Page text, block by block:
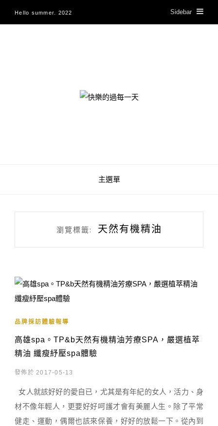
Hello summer. 2022 Sidebar
快樂的過每一天
主選單
瀏覽標籤: 天然有機精油
品牌採訪體驗報導
高雄spa。TP&b天然有機精油芳療SPA，嚴選植萃
精油 纖瘦紓壓spa體驗
發佈於 2017-05-13
女人就該好好的愛自已，尤其是有年紀的女人，活力、身
材不像年輕人，更要好好呵護才會有美麗人生。除了平常
健走、運動，偶爾也該來保養，好好的放鬆一下。從內到